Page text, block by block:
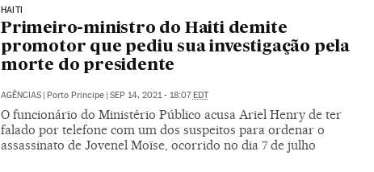
HAITI
Primeiro-ministro do Haiti demite
promotor que pediu sua investigação pela
morte do presidente
AGÊNCIAS Porto Príncipe SEP 14, 2021 - 18:07 EDT
O funcionário do Ministério Público acusa Ariel Henry de ter
falado por telefone com um dos suspeitos para ordenar o
assassinato de Jovenel Moïse, ocorrido no dia 7 de julho